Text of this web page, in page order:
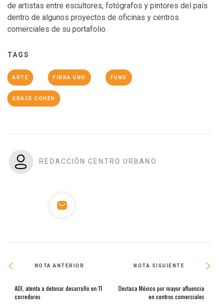
de artistas entre escultores, fotógrafos y pintores del país
dentro de algunos proyectos de oficinas y centros
comerciales de su portafolio.
TAGS
ARTE FIBRA UNO FUNO
GRACE COHEN
REDACCIÓN CENTRO URBANO
NOTA ANTERIOR
ADI, atenta a detonar desarrollo en 11
corredores
NOTA SIGUIENTE
Destaca México por mayor afluencia
en centros comerciales